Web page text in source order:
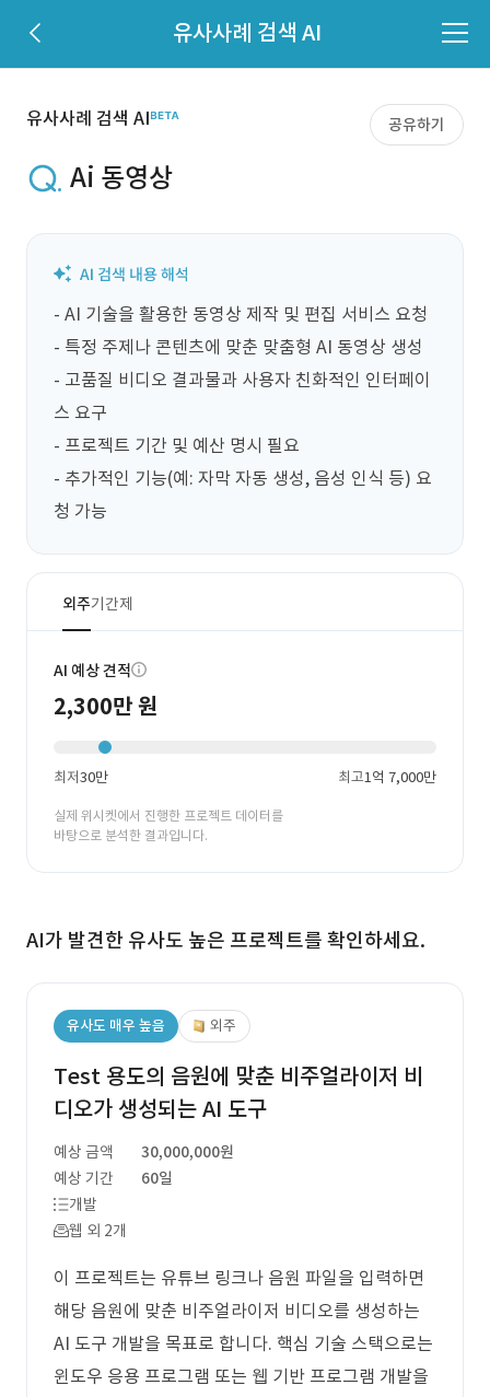
유사사례 검색 AI
유사사례 검색 AI 공유하기
Ai 동영상
- AI 기술을 활용한 동영상 제작 및 편집 서비스 요청
- 특정 주제나 콘텐츠에 맞춘 맞춤형 AI 동영상 생성
- 고품질 비디오 결과물과 사용자 친화적인 인터페이
스 요구
- 프로젝트 기간 및 예산 명시 필요
- 추가적인 기능(예: 자막 자동 생성, 음성 인식 등) 요
청 가능
외주기간제
AI 예상 견적
2,300만 원
최저30만 최고1억 7,000만
실제 위시켓에서 진행한 프로젝트 데이터를
바탕으로 분석한 결과입니다.
AI가 발견한 유사도 높은 프로젝트를 확인하세요.
유사도 매우 높음 외주
Test 용도의 음원에 맞춘 비주얼라이저 비
디오가 생성되는 AI 도구
예상 금액
30,000,000원
예상 기간
60일
개발
웹 외 2개
이 프로젝트는 유튜브 링크나 음원 파일을 입력하면
해당 음원에 맞춘 비주얼라이저 비디오를 생성하는
AI 도구 개발을 목표로 합니다. 핵심 기술 스택으로는
윈도우 응용 프로그램 또는 웹 기반 프로그램 개발을